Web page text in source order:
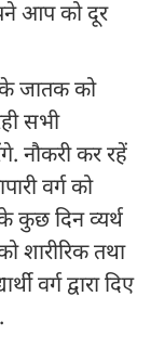
आप को दूर
जातक को
सभी
नौकरी कर रहें
वर्ग को
कुछ दिन व्यर्थ
शारीरिक तथा
वर्ग द्वारा दिए